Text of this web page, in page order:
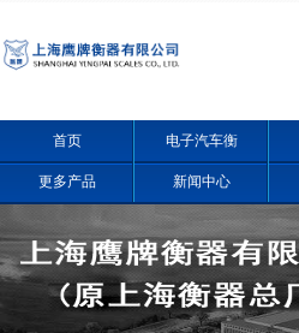
首页 电子汽车衡
更多产品 新闻中心